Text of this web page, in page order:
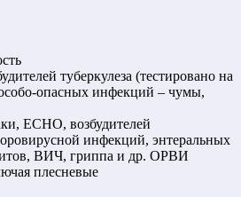
туберкулеза (тестировано на
опасных инфекций – чумы,
ECHO, возбудителей
инфекций, энтеральных
ВИЧ, гриппа и др. ОРВИ
плесневые